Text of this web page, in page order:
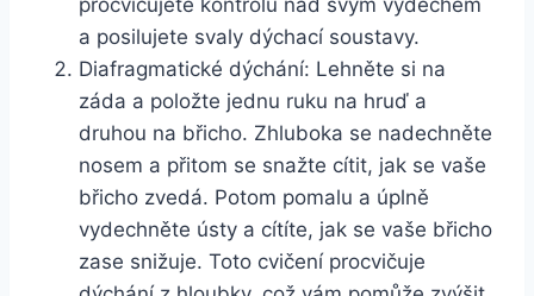
a posilujete svaly dýchací soustavy.
Diafragmatické dýchání: Lehněte si na
záda a položte jednu ruku na hruď a
druhou na břicho. Zhluboka se nadechněte
nosem a přitom se snažte cítit, jak se vaše
břicho zvedá. Potom pomalu a úplně
vydechněte ústy a cítíte, jak se vaše břicho
zase snižuje. Toto cvičení procvičuje